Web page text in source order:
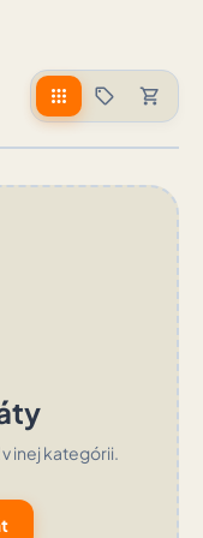
apps sell shopping_cart
inej kategórii.